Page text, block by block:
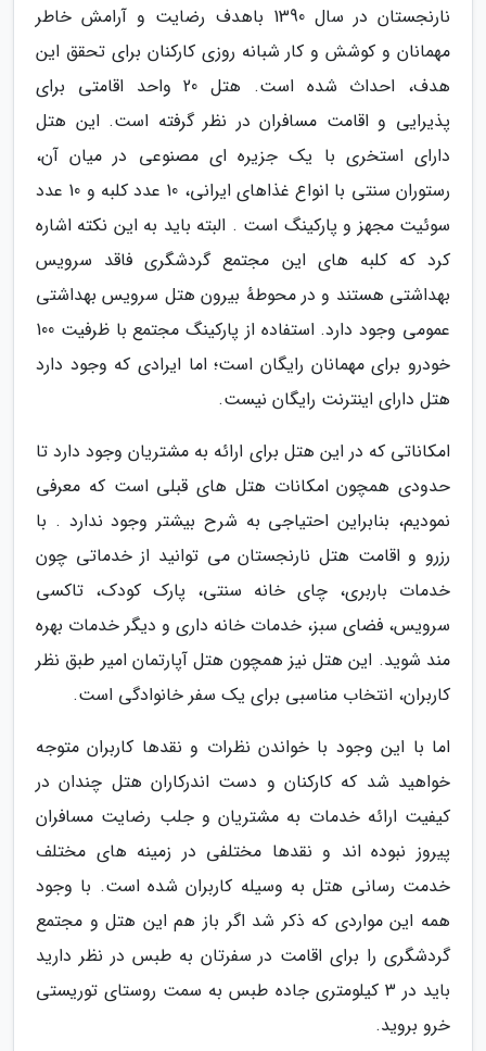
نارنجستان در سال 1390 باهدف رضایت و آرامش خاطر
مهمانان و کوشش و کار شبانه روزی کارکنان برای تحقق این
هدف، احداث شده است. هتل 20 واحد اقامتی برای
پذیرایی و اقامت مسافران در نظر گرفته است. این هتل
دارای استخری با یک جزیره ای مصنوعی در میان آن،
رستوران سنتی با انواع غذاهای ایرانی، 10 عدد کلبه و 10 عدد
سوئیت مجهز و پارکینگ است . البته باید به این نکته اشاره
کرد که کلبه های این مجتمع گردشگری فاقد سرویس
بهداشتی هستند و در محوطهٔ بیرون هتل سرویس بهداشتی
عمومی وجود دارد. استفاده از پارکینگ مجتمع با ظرفیت 100
خودرو برای مهمانان رایگان است؛ اما ایرادی که وجود دارد
هتل دارای اینترنت رایگان نیست.
امکاناتی که در این هتل برای ارائه به مشتریان وجود دارد تا
حدودی همچون امکانات هتل های قبلی است که معرفی
نمودیم، بنابراین احتیاجی به شرح بیشتر وجود ندارد . با
رزرو و اقامت هتل نارنجستان می توانید از خدماتی چون
خدمات باربری، چای خانه سنتی، پارک کودک، تاکسی
سرویس، فضای سبز، خدمات خانه داری و دیگر خدمات بهره
مند شوید. این هتل نیز همچون هتل آپارتمان امیر طبق نظر
کاربران، انتخاب مناسبی برای یک سفر خانوادگی است.
اما با این وجود با خواندن نظرات و نقدها کاربران متوجه
خواهید شد که کارکنان و دست اندرکاران هتل چندان در
کیفیت ارائه خدمات به مشتریان و جلب رضایت مسافران
پیروز نبوده اند و نقدها مختلفی در زمینه های مختلف
خدمت رسانی هتل به وسیله کاربران شده است. با وجود
همه این مواردی که ذکر شد اگر باز هم این هتل و مجتمع
گردشگری را برای اقامت در سفرتان به طبس در نظر دارید
باید در 3 کیلومتری جاده طبس به سمت روستای توریستی
خرو بروید.